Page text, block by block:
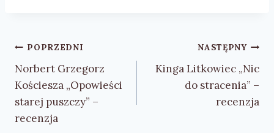
Nawigacja
wpisu
POPRZEDNI
Norbert Grzegorz
Kościesza „Opowieści
starej puszczy” –
recenzja
NASTĘPNY
Kinga Litkowiec „Nic
do stracenia” –
recenzja